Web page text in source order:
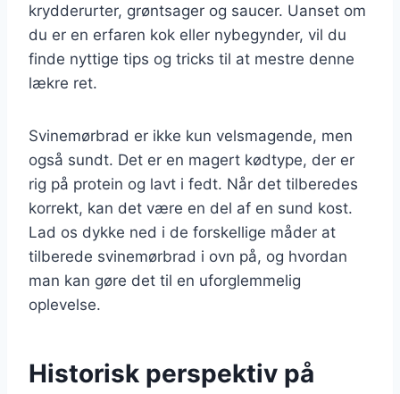
krydderurter, grøntsager og saucer. Uanset om
du er en erfaren kok eller nybegynder, vil du
finde nyttige tips og tricks til at mestre denne
lækre ret.
Svinemørbrad er ikke kun velsmagende, men
også sundt. Det er en magert kødtype, der er
rig på protein og lavt i fedt. Når det tilberedes
korrekt, kan det være en del af en sund kost.
Lad os dykke ned i de forskellige måder at
tilberede svinemørbrad i ovn på, og hvordan
man kan gøre det til en uforglemmelig
oplevelse.
Historisk perspektiv på